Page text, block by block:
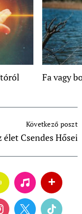
Fa vagy
Következő poszt
élet Csendes Hősei